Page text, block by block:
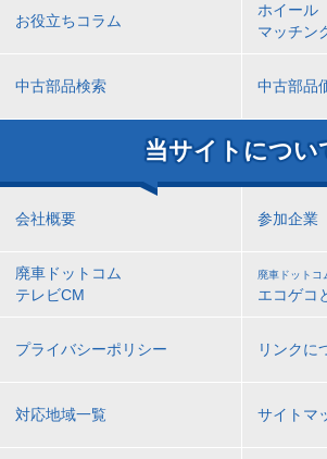
お役立ちコラム
ホイール
マッチン
中古部品検索 中古部品
当サイトについ
会社概要 参加企業
廃車ドットコム
テレビCM
廃車ドットコ
エコゲコ
プライバシーポリシー リンクに
対応地域一覧 サイトマ